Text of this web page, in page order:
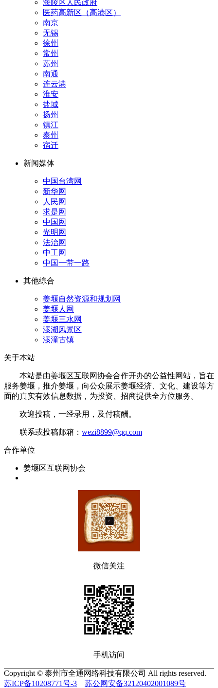
海陵区人民政府
医药高新区（高港区）
南京
无锡
徐州
常州
苏州
南通
连云港
淮安
盐城
扬州
镇江
泰州
宿迁
新闻媒体
中国台湾网
新华网
人民网
求是网
中国网
光明网
法治网
中工网
中国一带一路
其他综合
姜堰自然资源和规划网
姜堰人网
姜堰三水网
溱湖风景区
溱潼古镇
关于本站
本站是由姜堰区互联网协会合作开办的公益性网站，旨在
服务姜堰，推介姜堰，向公众展示姜堰经济、文化、建设等方
面的真实有效信息数据，为投资、招商提供全方位服务。
欢迎投稿，一经录用，及付稿酬。
联系或投稿邮箱： wezi8899@qq.com
合作单位
姜堰区互联网协会
微信关注
手机访问
Copyright © 泰州市全通网络科技有限公司 All rights reserved.
苏ICP备10208771号-3
苏公网安备32120402001089号